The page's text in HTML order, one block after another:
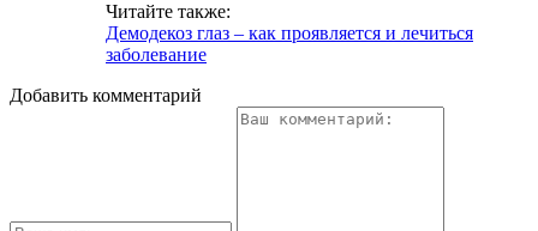
Читайте также:
Демодекоз глаз – как проявляется и лечиться
заболевание
Добавить комментарий